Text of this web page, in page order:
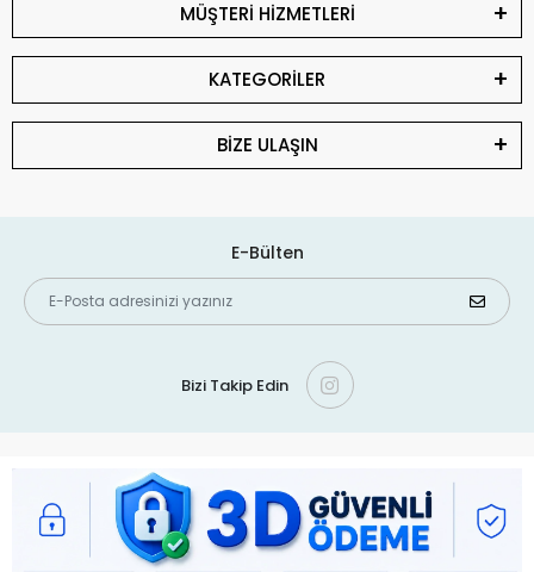
MÜŞTERİ HİZMETLERİ
KATEGORİLER
BİZE ULAŞIN
E-Bülten
Bizi Takip Edin